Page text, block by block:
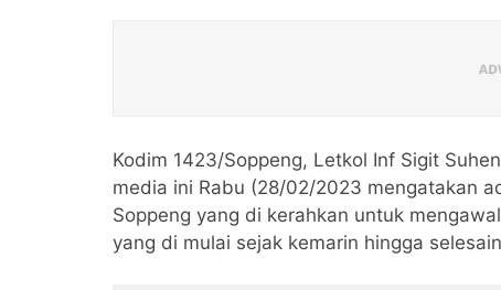
Kodim 1423/Soppeng, Letkol Inf Sigit
media ini Rabu (28/02/2023 mengatakan
Soppeng yang di kerahkan untuk
yang di mulai sejak kemarin hingga